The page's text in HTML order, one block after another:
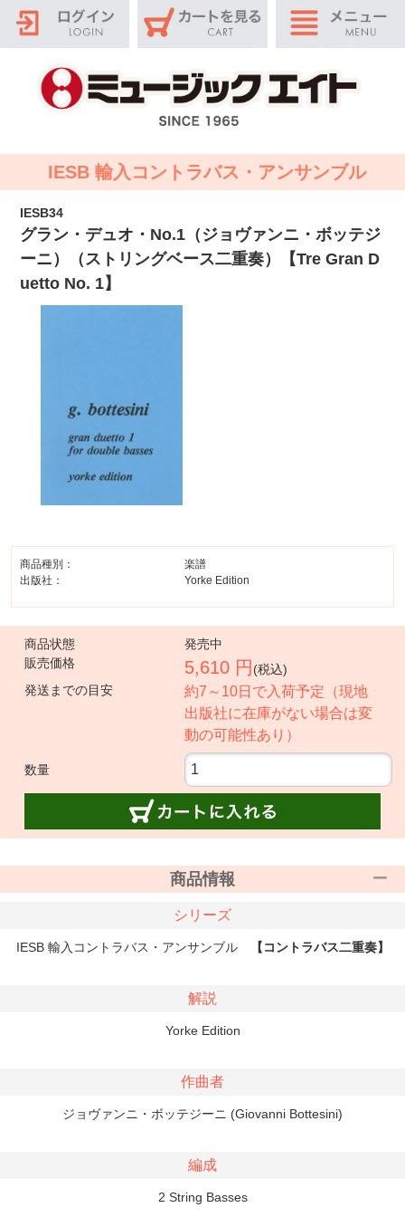
IESB 輸入コントラバス・アンサンブル
IESB34
グラン・デュオ・No.1（ジョヴァンニ・ボッテジ
ーニ）（ストリングベース二重奏）【Tre Gran D
uetto No. 1】
商品種別：
楽譜
出版社：
Yorke Edition
商品状態
発売中
販売価格
5,610 円 (税込)
発送までの目安
約7～10日で入荷予定（現地
出版社に在庫がない場合は変
動の可能性あり）
数量
商品情報
シリーズ
IESB 輸入コントラバス・アンサンブル 【コントラバス二重奏】
解説
Yorke Edition
作曲者
ジョヴァンニ・ボッテジーニ (Giovanni Bottesini)
編成
2 String Basses